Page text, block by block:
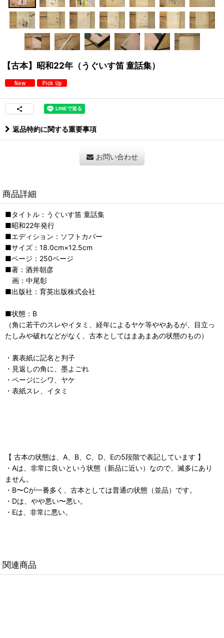
【古本】昭和22年（うぐいす笛 童話集）
返品特約に関する重要事項
お問い合わせ
商品詳細
■タイトル：うぐいす笛 童話集
■昭和22年発行
■エディション：ソフトカバー
■サイズ：18.0cm×12.5cm
■ページ：250ページ
■著：酒井朝彦
画：中尾彰
■出版社：育英出版株式会社
■状態：B
（角に若干のスレやイタミ、経年によるヤケ等ややあるが、目立っ
たしみや破れなどがなく、古本としてはまあまあの状態のもの）
・裏表紙に記名と判子
・見返しの角に、墨よごれ
・ページにシワ、ヤケ
・表紙スレ、イタミ
【 古本の状態は、A、B、C、D、Eの5段階で表記しています 】
・Aは、非常に良いという状態（新品に近い）なので、滅多にあり
ません。
・B〜Cが一番多く、古本としては普通の状態（並品）です。
・Dは、やや悪い〜悪い。
・Eは、非常に悪い。
関連商品